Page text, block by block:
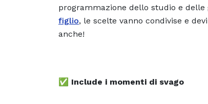
programmazione dello studio e delle
figlio, le scelte vanno condivise e
anche!
✅ Include i momenti di svago